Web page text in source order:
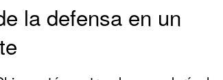
la defensa en un